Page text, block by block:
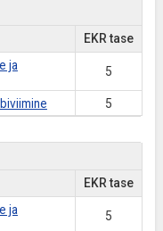
EKR tase
ja
5
5
EKR tase
ja
5